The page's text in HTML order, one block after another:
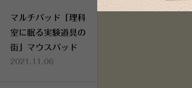
マルチパッド「理科
室に眠る実験道具の
街」マウスパッド
2021.11.06